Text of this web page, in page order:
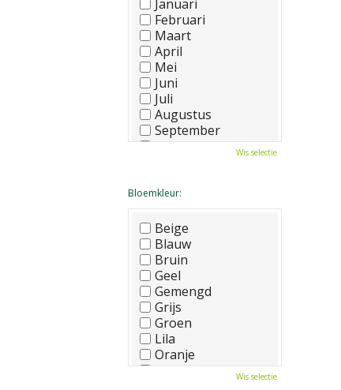
Januari
Februari
Maart
April
Mei
Juni
Juli
Augustus
September
Oktober
Wis selectie
Bloemkleur:
Beige
Blauw
Bruin
Geel
Gemengd
Grijs
Groen
Lila
Oranje
Paars
Wis selectie